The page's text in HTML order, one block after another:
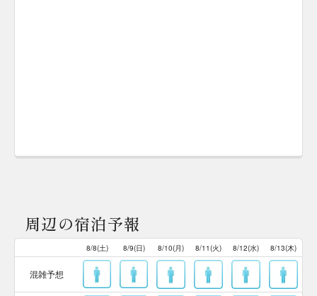
周辺の宿泊予報
8/8(土) 8/9(日) 8/10(月) 8/11(火) 8/12(水) 8/13(木)
混雑予想